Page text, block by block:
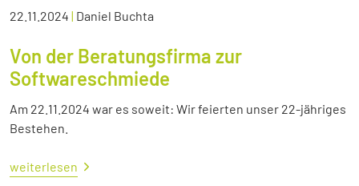
22.11.2024 | Daniel Buchta
Von der Beratungsfirma zur
Softwareschmiede
Am 22.11.2024 war es soweit: Wir feierten unser 22-jähriges
Bestehen.
weiterlesen